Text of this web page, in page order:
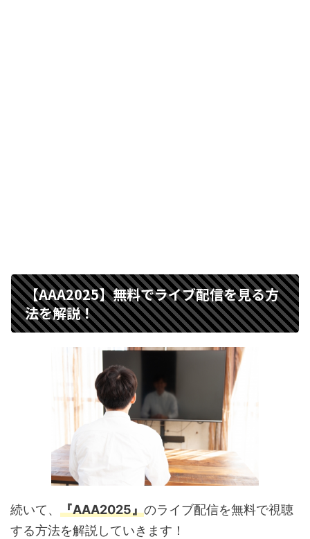
【AAA2025】無料でライブ配信を見る方
法を解説！
続いて、 『AAA2025』のライブ配信を無料で視聴
する方法を解説していきます！